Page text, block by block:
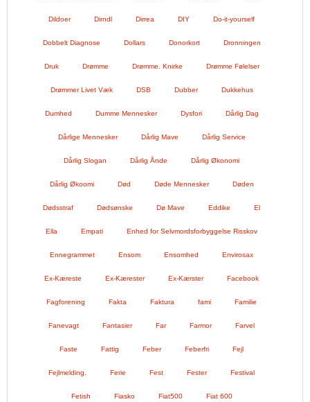
Dildoer Dirndl Dirrea DIY Do-it-yourself
Dobbelt Diagnose Dollars Donorkort Dronningen
Druk Drømme Drømme. Knirke Drømme Følelser
Drømmer Livet Væk DSB Dubber Dukkehus
Dumhed Dumme Mennesker Dysfori Dårlig Dag
Dårlige Mennesker Dårlig Mave Dårlig Service
Dårlig Slogan Dårlig Ånde Dårlig Økonomi
Dårlig Økoomi Død Døde Mennesker Døden
Dødsstraf Dødsønske Dø Mave Eddike El
Ella Empati Enhed for Selvmordsforbyggelse Risskov
Ennegrammet Ensom Ensomhed Envirosax
Ex-Kæreste Ex-Kærester Ex-Kærster Facebook
Fagforening Fakta Faktura fami Familie
Fanevagt Fantasier Far Farmor Farvel
Faste Fattig Feber Feberfri Fejl
Fejlmelding. Ferie Fest Fester Festival
Fetish Fiasko Fiat500 Fiat 600